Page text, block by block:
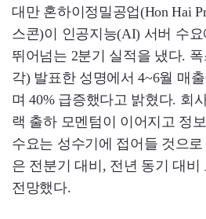
대만 혼하이정밀공업(Hon Hai
스콘)이 인공지능(AI) 서버 수
뛰어넘는 2분기 실적을 냈다.
각) 발표한 성명에서 4~6월 매
며 40% 급증했다고 밝혔다. 회
랙 출하 모멘텀이 이어지고 정
수요는 성수기에 접어들 것으
은 전분기 대비, 전년 동기 대비
전망했다.